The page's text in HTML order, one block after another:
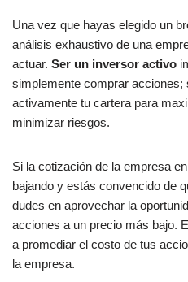
Una vez que hayas elegido un
análisis exhaustivo de una
actuar. Ser un inversor activo
simplemente comprar acciones;
activamente tu cartera para
minimizar riesgos.
Si la cotización de la empresa
bajando y estás convencido de
dudes en aprovechar la
acciones a un precio más bajo.
a promediar el costo de tus
la empresa.